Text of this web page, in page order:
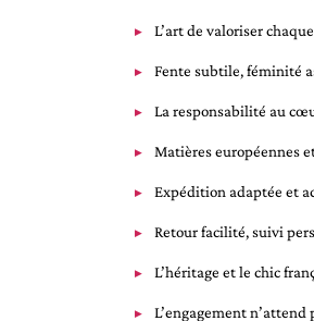
L’art de valoriser
Fente subtile, féminité
La responsabilité au
Matières européennes
Expédition adaptée et
Retour facilité, suivi
L’héritage et le chic
L’engagement n’attend